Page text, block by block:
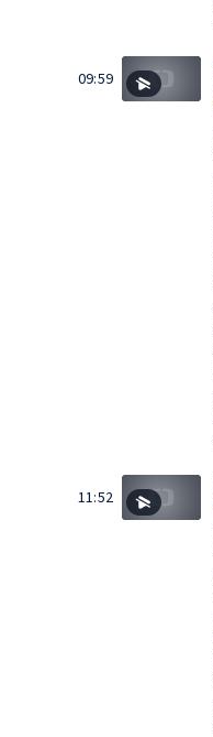
09:59
11:52